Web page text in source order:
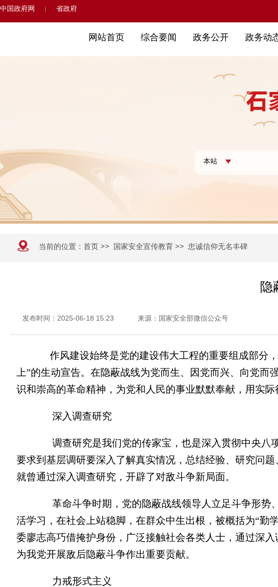
中国政府网 省政府
网站首页 综合要闻 政务公开 政务动
当前的位置： 首页 >> 国家安全宣传教育 >> 忠诚信仰无名丰碑
隐
发布时间：2025-06-18 15:23 来源：国家安全部微信公众号
作风建设始终是党的建设伟大工程的重要组成部分
上”的生动宣告。在隐蔽战线为党而生、因党而兴、向党
识和崇高的革命精神，为党和人民的事业默默奉献，用实
深入调查研究
调查研究是我们党的传家宝，也是深入贯彻中央八
要求到基层调研要深入了解真实情况，总结经验、研究问
就曾通过深入调查研究，开辟了对敌斗争新局面。
革命斗争时期，党的隐蔽战线领导人立足斗争形势
活学习，在社会上站稳脚，在群众中生出根，被概括为“勤
委廖志高巧借掩护身份，广泛接触社会各类人士，通过深
为我党开展敌后隐蔽斗争作出重要贡献。
力戒形式主义